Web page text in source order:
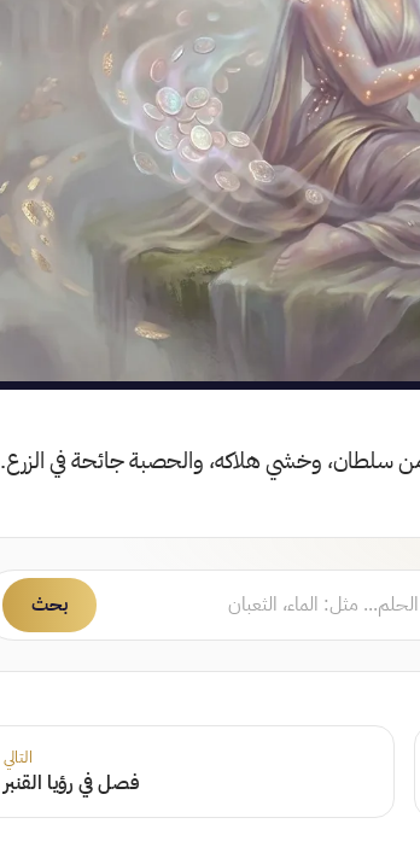
سلطان، وخشي هلاكه، والحصبة جائحة في الزرع.
بحث
التالي
فصل في رؤيا القنبر